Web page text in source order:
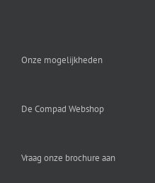
Onze mogelijkheden
De Compad Webshop
Vraag onze brochure aan